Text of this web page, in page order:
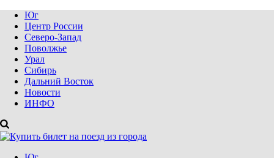
Юг
Центр России
Северо-Запад
Поволжье
Урал
Сибирь
Дальний Восток
Новости
ИНФО